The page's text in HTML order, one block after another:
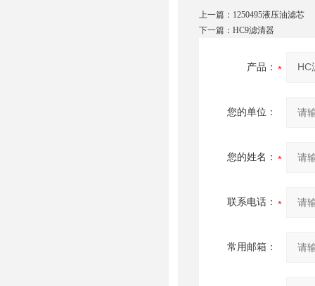
上一篇： 1250495液压油滤芯
下一篇： HC9滤清器
产品：
您的单位：
您的姓名：
联系电话：
常用邮箱：